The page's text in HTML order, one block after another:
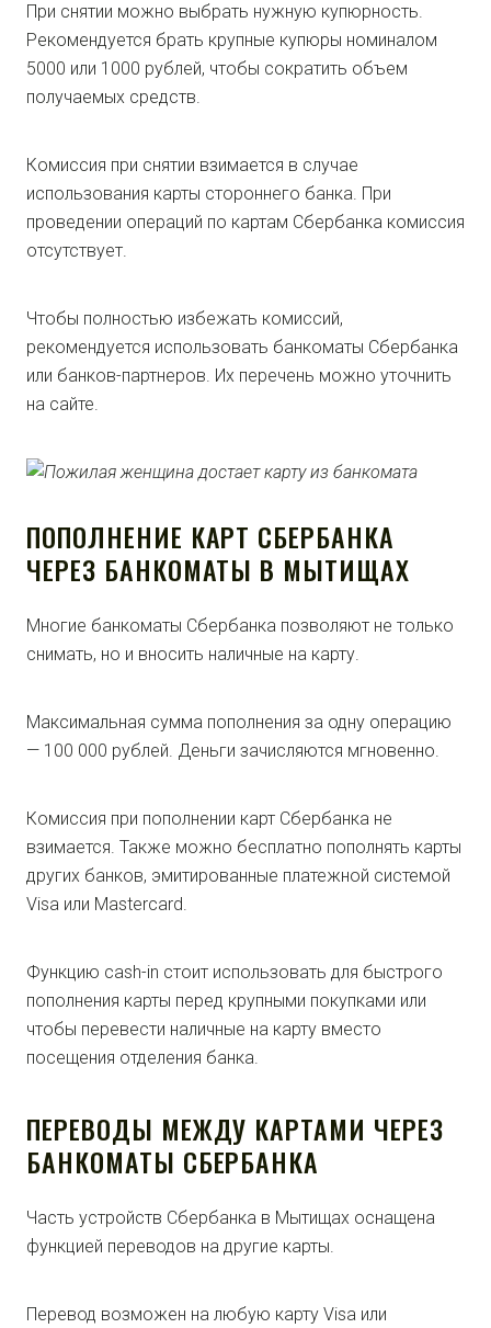
При снятии можно выбрать нужную купюрность.
Рекомендуется брать крупные купюры номиналом
5000 или 1000 рублей, чтобы сократить объем
получаемых средств.
Комиссия при снятии взимается в случае
использования карты стороннего банка. При
проведении операций по картам Сбербанка комиссия
отсутствует.
Чтобы полностью избежать комиссий,
рекомендуется использовать банкоматы Сбербанка
или банков-партнеров. Их перечень можно уточнить
на сайте.
ПОПОЛНЕНИЕ КАРТ СБЕРБАНКА
ЧЕРЕЗ БАНКОМАТЫ В МЫТИЩАХ
Многие банкоматы Сбербанка позволяют не только
снимать, но и вносить наличные на карту.
Максимальная сумма пополнения за одну операцию
— 100 000 рублей. Деньги зачисляются мгновенно.
Комиссия при пополнении карт Сбербанка не
взимается. Также можно бесплатно пополнять карты
других банков, эмитированные платежной системой
Visa или Mastercard.
Функцию cash-in стоит использовать для быстрого
пополнения карты перед крупными покупками или
чтобы перевести наличные на карту вместо
посещения отделения банка.
ПЕРЕВОДЫ МЕЖДУ КАРТАМИ ЧЕРЕЗ
БАНКОМАТЫ СБЕРБАНКА
Часть устройств Сбербанка в Мытищах оснащена
функцией переводов на другие карты.
Перевод возможен на любую карту Visa или